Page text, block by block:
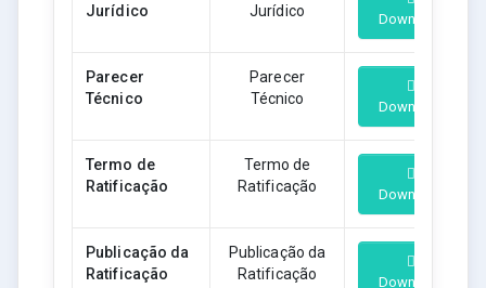
Jurídico
Jurídico
Download
Parecer
Técnico
Parecer
Técnico
Download
Termo de
Ratificação
Termo de
Ratificação
Download
Publicação da
Ratificação
Publicação da
Ratificação
Download